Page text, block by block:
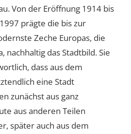
Von der Eröffnung 1914 bis
prägte die bis zur
Zeche Europas, die
nachhaltig das Stadtbild. Sie
dass aus dem
eine Stadt
zunächst aus ganz
aus anderen Teilen
später auch aus dem